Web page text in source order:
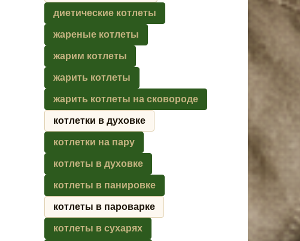
диетические котлеты
жареные котлеты
жарим котлеты
жарить котлеты
жарить котлеты на сковороде
котлетки в духовке
котлетки на пару
котлеты в духовке
котлеты в панировке
котлеты в пароварке
котлеты в сухарях